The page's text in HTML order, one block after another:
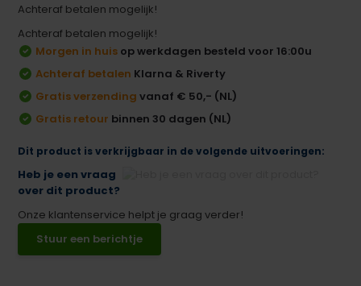
Achteraf betalen mogelijk!
Achteraf betalen mogelijk!
Morgen in huis op werkdagen besteld voor 16:00u
Achteraf betalen Klarna & Riverty
Gratis verzending vanaf € 50,- (NL)
Gratis retour binnen 30 dagen (NL)
Dit product is verkrijgbaar in de volgende uitvoeringen:
Heb je een vraag
over dit product?
Onze klantenservice helpt je graag verder!
Stuur een berichtje